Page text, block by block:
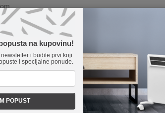
na kupovinu!
i budite prvi koji
i specijalne ponude.
POPUST
koji ispunjava vaš dom bogatim 360° zvukom. U
bi...